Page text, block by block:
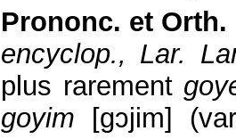
Prononc. et
encyclop., Lar.
plus rarement
goyim
[gɔjim]